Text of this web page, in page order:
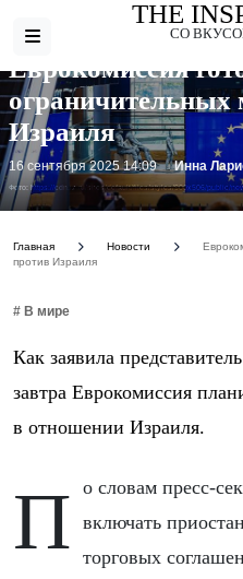
THE
СО
Фото: https://cdn.iz.ru/sites/default/files/styles/900x506/public/
Еврокомиссия
ограничительных
Израиля
16 сентября 2025 14:09 Инна
Главная Новости
против Израиля
# В мире
Как заявила
завтра Еврокомиссия
в отношении Израиля.
По словам пресс-секретаря, ограничения будут
включать
торговых